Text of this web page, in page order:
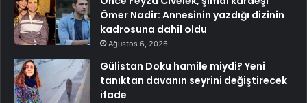
Ömer Nadir: Annesinin yazdığı dizinin
kadrosuna dahil oldu
Ağustos 6, 2026
Gülistan Doku hamile miydi? Yeni
tanıktan davanın seyrini değiştirecek
ifade